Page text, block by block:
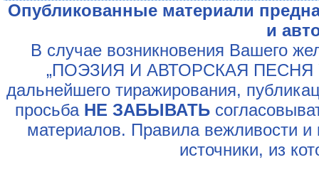
Опубликованные материали
и
В случае возникновения Вашего
„ПОЭЗИЯ И АВТОРСКАЯ ПЕСНЯ
дальнейшего тиражирования,
просьба НЕ ЗАБЫВАТЬ
материалов. Правила вежливости и
источники, из